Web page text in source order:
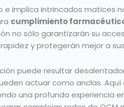
e implica intrincados
cumplimiento
no sólo garantizarán su
y protegerán mejor a
puede resultar
actuar como anclas.
una profunda experiencia